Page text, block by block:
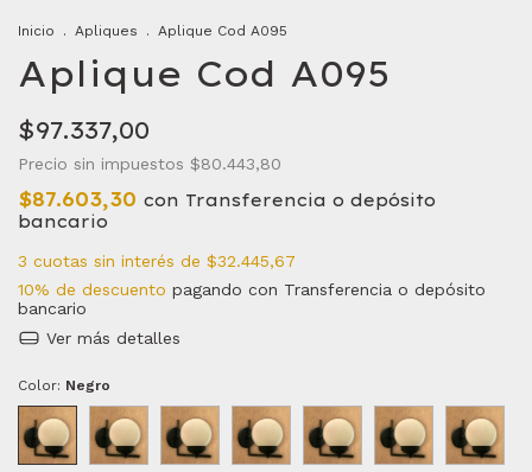
Inicio . Apliques . Aplique Cod A095
Aplique Cod A095
$97.337,00
Precio sin impuestos $80.443,80
$87.603,30 con Transferencia o depósito
bancario
3 cuotas sin interés de $32.445,67
10% de descuento pagando con Transferencia o depósito
bancario
Ver más detalles
Color: Negro